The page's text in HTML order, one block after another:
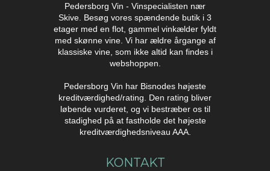
Pedersborg Vin - Vinspecialisten nær
Skive. Besøg vores spændende butik i 3
etager med en flot, gammel vinkælder fyldt
med skønne vine. Vi har ældre årgange af
klassiske vine, som ikke altid kan findes i
webshoppen.
Pedersborg Vin har Bisnodes højeste
kreditværdighed/rating. Den rating bliver
løbende vurderet, og vi bestræber os til
stadighed på at fastholde det højeste
kreditværdighedsniveau AAA.
KONTAKT